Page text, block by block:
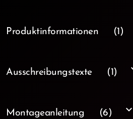
Produktinformationen (1)
Ausschreibungstexte (1)
Montageanleitung (6) keyboard_arrow_down